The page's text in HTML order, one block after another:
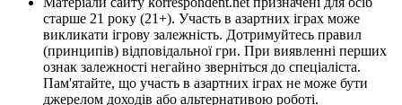
старше 21 року (21+). Участь в азартних іграх може
викликати ігрову залежність. Дотримуйтесь правил
(принципів) відповідальної гри. При виявленні перших
ознак залежності негайно зверніться до спеціаліста.
Пам'ятайте, що участь в азартних іграх не може бути
джерелом доходів або альтернативою роботі.